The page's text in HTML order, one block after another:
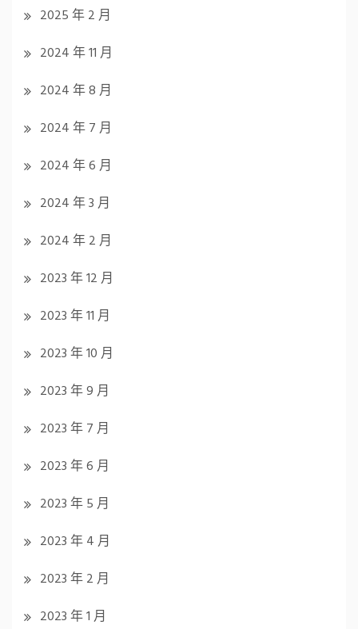
2025 年 2 月
2024 年 11 月
2024 年 8 月
2024 年 7 月
2024 年 6 月
2024 年 3 月
2024 年 2 月
2023 年 12 月
2023 年 11 月
2023 年 10 月
2023 年 9 月
2023 年 7 月
2023 年 6 月
2023 年 5 月
2023 年 4 月
2023 年 2 月
2023 年 1 月